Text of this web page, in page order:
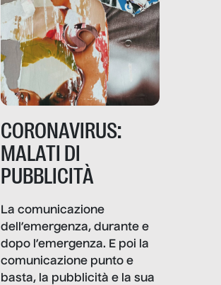
CORONAVIRUS:
MALATI DI
PUBBLICITÀ
La comunicazione
dell’emergenza, durante e
dopo l’emergenza. E poi la
comunicazione punto e
basta, la pubblicità e la sua